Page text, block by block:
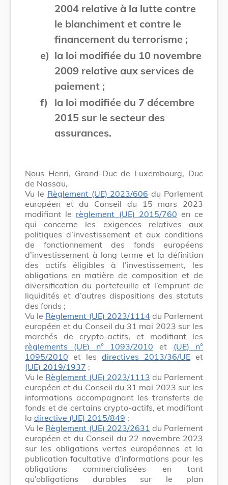
2004 relative à la lutte contre
le blanchiment et contre le
financement du terrorisme ;
e) la loi modifiée du 10 novembre
2009 relative aux services de
paiement ;
f)
la loi modifiée du 7 décembre
2015 sur le secteur des
assurances.
Nous Henri, Grand-Duc de Luxembourg, Duc
de Nassau,
Vu le Règlement (UE) 2023/606 du Parlement
européen et du Conseil du 15 mars 2023
modifiant le règlement (UE) 2015/760 en ce
qui concerne les exigences relatives aux
politiques d’investissement et aux conditions
de fonctionnement des fonds européens
d’investissement à long terme et la définition
des actifs éligibles à l’investissement, les
obligations en matière de composition et de
diversification du portefeuille et l’emprunt de
liquidités et d’autres dispositions des statuts
des fonds ;
Vu le Règlement (UE) 2023/1114 du Parlement
européen et du Conseil du 31 mai 2023 sur les
marchés de crypto-actifs, et modifiant les
règlements (UE) n° 1093/2010 et (UE) n°
1095/2010 et les directives 2013/36/UE et
(UE) 2019/1937 ;
Vu le Règlement (UE) 2023/1113 du Parlement
européen et du Conseil du 31 mai 2023 sur les
informations accompagnant les transferts de
fonds et de certains crypto-actifs, et modifiant
la directive (UE) 2015/849 ;
Vu le Règlement (UE) 2023/2631 du Parlement
européen et du Conseil du 22 novembre 2023
sur les obligations vertes européennes et la
publication facultative d’informations pour les
obligations commercialisées en tant
qu’obligations durables sur le plan